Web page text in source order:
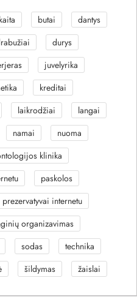
butai
dantys
durys
juvelyrika
kreditai
laikrodžiai
langai
namai
nuoma
klinika
paskolos
prezervatyvai internetu
organizavimas
sodas
technika
šildymas žaislai